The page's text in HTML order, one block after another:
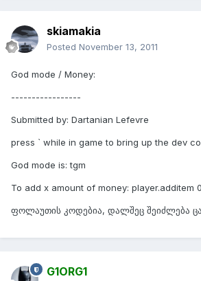
skiamakia
Posted November 13, 2011
God mode / Money:
-----------------
Submitted by: Dartanian Lefevre
press ` while in game to bring up the dev
God mode is: tgm
To add x amount of money: player.additem
ფოლაუთის კოდებია, დალშეც შეიძლება
G1ORG1